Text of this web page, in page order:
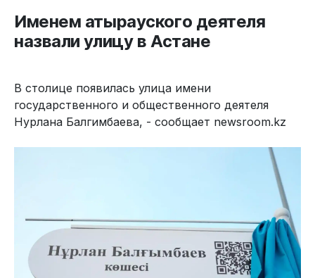
Именем атырауского деятеля
назвали улицу в Астане
В столице появилась улица имени
государственного и общественного деятеля
Нурлана Балгимбаева, - сообщает newsroom.kz